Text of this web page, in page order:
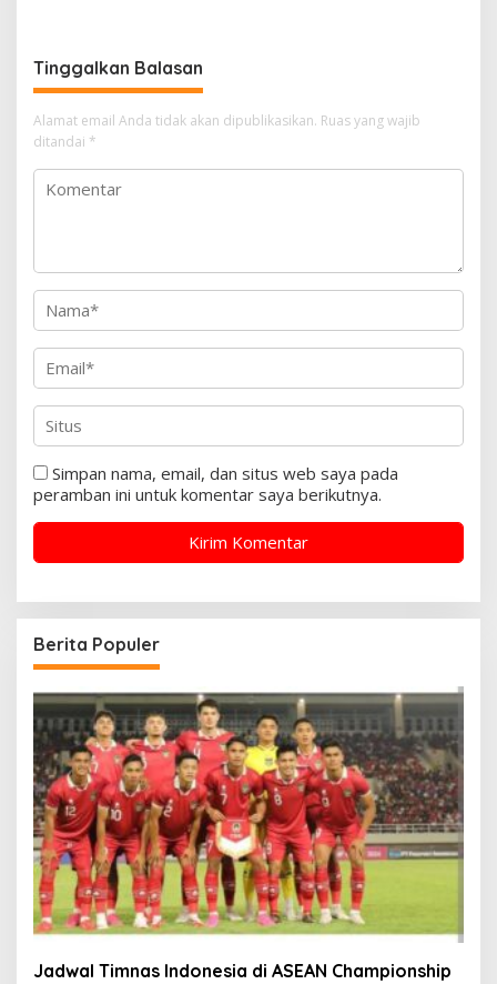
Tinggalkan Balasan
Alamat email Anda tidak akan dipublikasikan. Ruas yang wajib
ditandai *
Simpan nama, email, dan situs web saya pada
peramban ini untuk komentar saya berikutnya.
Berita Populer
Jadwal Timnas Indonesia di ASEAN Championship